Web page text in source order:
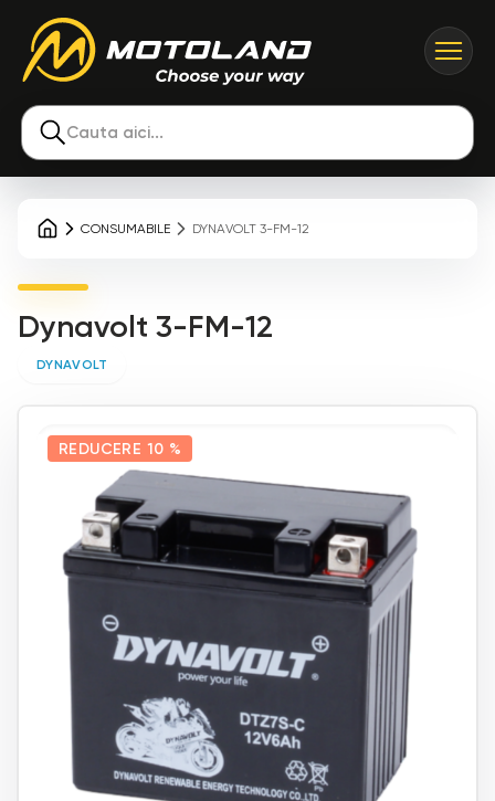
Cauta aici...
CONSUMABILE DYNAVOLT 3-FM-12
Dynavolt 3-FM-12
DYNAVOLT
REDUCERE 10 %